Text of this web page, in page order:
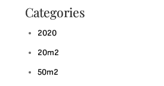
Categories
2020
20m2
50m2